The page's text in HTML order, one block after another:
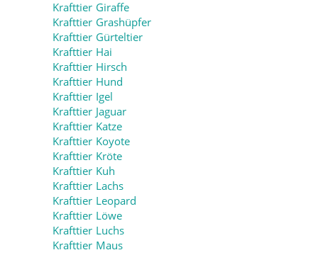
Krafttier Giraffe
Krafttier Grashüpfer
Krafttier Gürteltier
Krafttier Hai
Krafttier Hirsch
Krafttier Hund
Krafttier Igel
Krafttier Jaguar
Krafttier Katze
Krafttier Koyote
Krafttier Kröte
Krafttier Kuh
Krafttier Lachs
Krafttier Leopard
Krafttier Löwe
Krafttier Luchs
Krafttier Maus